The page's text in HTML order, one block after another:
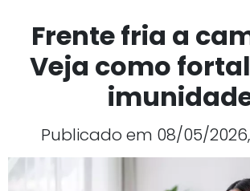
Frente fria a
Veja como
Publicado em 08/05/2026,